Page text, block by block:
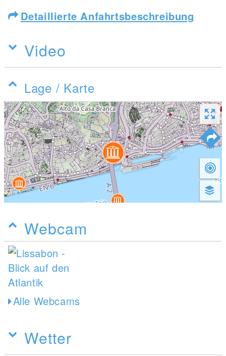
Detaillierte Anfahrtsbeschreibung
Video
Lage / Karte
Webcam
Alle Webcams
Wetter